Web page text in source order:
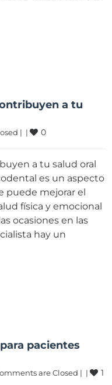
a tu
| | 0
a tu salud oral
es un aspecto
puede mejorar el
física y emocional
ocasiones en las
hay un
pacientes
are Closed | | 1